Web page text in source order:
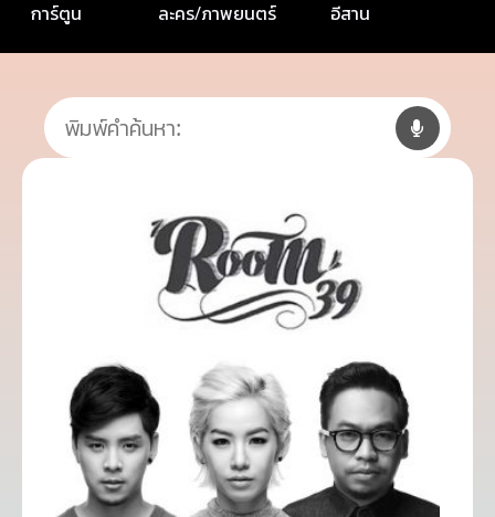
การ์ตูน
ละคร/ภาพยนตร์ อีสาน